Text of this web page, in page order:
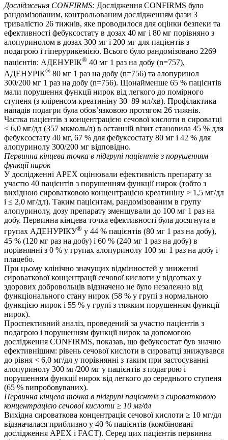
Дослідження CONFIRMS: Дослідження CONFIRMS було
рандомізованим, контрольованим дослідженням фази 3
тривалістю 26 тижнів, яке проводилося для оцінки безпеки та
ефективності фебуксостату в дозах 40 мг і 80 мг порівняно з
алопуринолом в дозах 300 мг і 200 мг для пацієнтів з
подагрою і гіперурикемією. Всього було рандомізовано 2269
пацієнтів: АДЕНУРІК® 40 мг 1 раз на добу (n=757),
АДЕНУРІК® 80 мг 1 раз на добу (n=756) та алопуринол
300/200 мг 1 раз на добу (n=756). Щонайменше 65 % пацієнтів
мали порушення функції нирок від легкого до помірного
ступеня (з кліренсом креатиніну 30–89 мл/хв). Профілактика
нападів подагри була обов’язковою протягом 26 тижнів.
Частка пацієнтів з концентрацією сечової кислоти в сироватці
< 6,0 мг/дл (357 мкмоль/л) в останній візит становила 45 % для
фебуксостату 40 мг, 67 % для фебуксостату 80 мг і 42 % для
алопуринолу 300/200 мг відповідно.
Первинна кінцева точка в підгрупі пацієнтів з порушенням
функції нирок
У дослідженні APEX оцінювали ефективність препарату за
участю 40 пацієнтів з порушенням функції нирок (тобто з
вихідною сироватковою концентрацією креатиніну > 1,5 мг/дл
і ≤ 2,0 мг/дл). Таким пацієнтам, рандомізованим в групу
алопуринолу, дозу препарату зменшували до 100 мг 1 раз на
добу. Первинна кінцева точка ефективності була досягнута в
групах АДЕНУРІКУ® у 44 % пацієнтів (80 мг 1 раз на добу),
45 % (120 мг раз на добу) і 60 % (240 мг 1 раз на добу) в
порівнянні з 0 % у групах алопуринолу 100 мг 1 раз на добу і
плацебо.
При цьому клінічно значущих відмінностей у зниженні
сироваткової концентрації сечової кислоти у відсотках у
здорових добровольців відзначено не було незалежно від
функціонального стану нирок (58 % у групі з нормальною
функцією нирок і 55 % у групі з тяжким порушенням функції
нирок).
Проспективний аналіз, проведений за участю пацієнтів з
подагрою і порушенням функції нирок за допомогою
дослідження CONFIRMS, показав, що фебуксостат був значно
ефективнішим: рівень сечової кислоти в сироватці знижувався
до рівня < 6,0 мг/дл у порівнянні з таким при застосуванні
алопуринолу 300 мг/200 мг у пацієнтів з подагрою і
порушенням функції нирок від легкого до середнього ступеня
(65 % випробовуваних).
Первинна кінцева точка в підгрупі пацієнтів з сироватковою
концентрацією сечової кислоти ≥ 10 мг/дл
Вихідна сироваткова концентрація сечової кислоти ≥ 10 мг/дл
відзначалася приблизно у 40 % пацієнтів (комбіновані
дослідження APEX і FACT). Серед цих пацієнтів первинна